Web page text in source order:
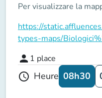
Per visualizzare la
https://
types-maps/
person 1 place
schedule Heure 08h30